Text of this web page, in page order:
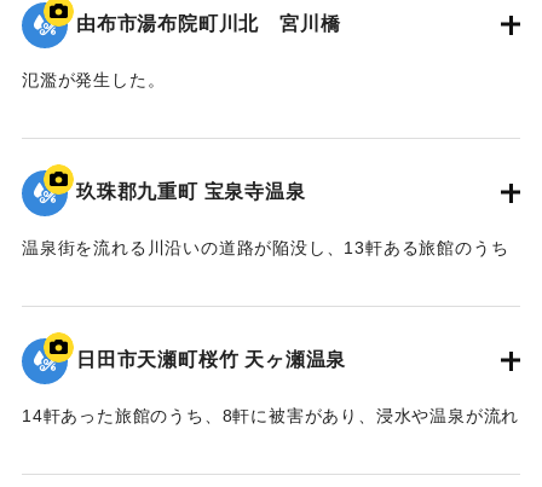
由布市湯布院町川北 宮川橋
氾濫が発生した。
2020/7/6｜固有コード:01215075
玖珠郡九重町 宝泉寺温泉
温泉街を流れる川沿いの道路が陥没し、13軒ある旅館のうち
2020/7/6｜固有コード:
日田市天瀬町桜竹 天ヶ瀬温泉
14軒あった旅館のうち、8軒に被害があり、浸水や温泉が流れ
た。